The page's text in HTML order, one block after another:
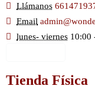
Llámanos
Email
lunes- viernes 10:00
Tienda Física